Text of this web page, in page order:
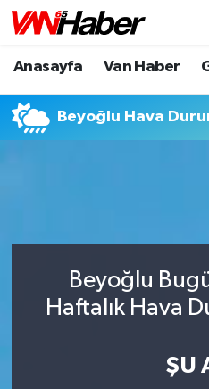
Anasayfa Van Haber
Beyoğlu Hava
Beyoğlu
Haftalık Hava
ŞU
Nöbetçi Eczaneler
Hava Durumu
Son Dakika Haberleri